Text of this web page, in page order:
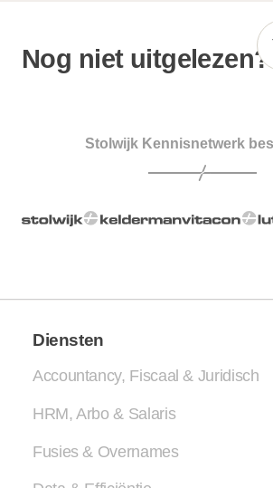
Nog niet uitgelezen?
Stolwijk Kennisnetwerk
Diensten
Accountancy, Fiscaal & Juridisch
HRM, Arbo & Salaris
Fusies & Overnames